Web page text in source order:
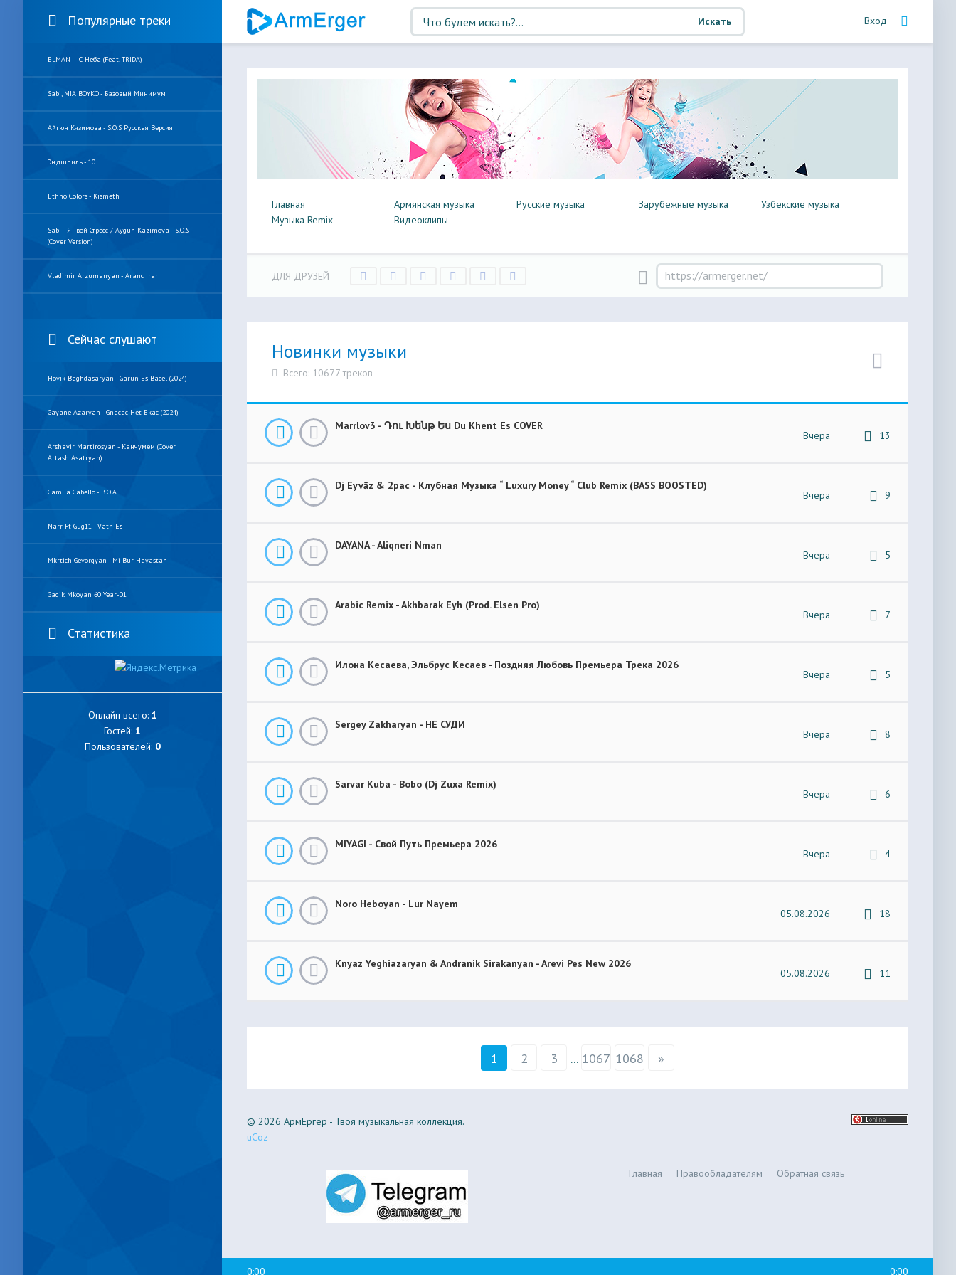
Популярные треки
ELMAN — С Неба (feat. TRIDA)
Sabi, MIA BOYKO - Базовый Минимум
Айгюн Кязимова - S.O.S Русская Версия
Эндшпиль - 10
Ethno Colors - Kismeth
Sabi - Я Твой Стресс / Aygün Kazımova - S.O.S
(Cover Version)
Vladimir Arzumanyan - Aranc Irar
Сейчас слушают
Hovik Baghdasaryan - Garun Es Bacel (2024)
Gayane Azaryan - Gnacac Het Ekac (2024)
Arshavir Martirosyan - Канчумем (cover
Artash Asatryan)
Camila Cabello - B.O.A.T.
Narr Ft Gug11 - Vatn Es
Mkrtich Gevorgyan - Mi Bur Hayastan
Gagik Mkoyan 60 Year-01
Статистика
Онлайн всего: 1
Гостей: 1
Пользователей: 0
Искать Вход
Главная Армянская музыка Русские музыка Зарубежные музыка
Узбекские музыка
Музыка Remix
Видеоклипы
ДЛЯ ДРУЗЕЙ
Новинки музыки
Всего: 10677 треков
Marrlov3 - Դու Խենթ Ես Du Khent Es COVER
Вчера 13
Dj Eyvāz & 2pac - Клубная Музыка “ Luxury Money “ Club Remix (BASS BOOSTED)
Вчера 9
DAYANA - Aliqneri Nman
Вчера 5
Arabic Remix - Akhbarak Eyh (Prod. Elsen Pro)
Вчера 7
Илона Кесаева, Эльбрус Кесаев - Поздняя Любовь Премьера Трека 2026
Вчера 5
Sergey Zakharyan - НЕ СУДИ
Вчера 8
Sarvar Kuba - Bobo (Dj Zuxa Remix)
Вчера 6
MIYAGI - Свой Путь Премьера 2026
Вчера 4
Noro Heboyan - Lur Nayem
05.08.2026 18
Knyaz Yeghiazaryan & Andranik Sirakanyan - Arevi Pes New 2026
05.08.2026 11
1 2 3 ... 1067 1068 »
© 2026 АрмЕргер - Твоя музыкальная коллекция.
uCoz
Главная Правообладателям Обратная связь
0:00 0:00